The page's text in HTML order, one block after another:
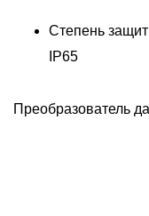
Степень
IP65
Преобразователь